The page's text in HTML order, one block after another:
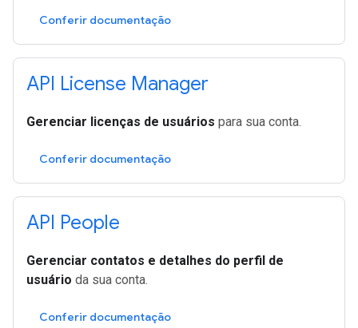
Conferir documentação
API License Manager
Gerenciar licenças de usuários para sua conta.
Conferir documentação
API People
Gerenciar contatos e detalhes do perfil de
usuário da sua conta.
Conferir documentação